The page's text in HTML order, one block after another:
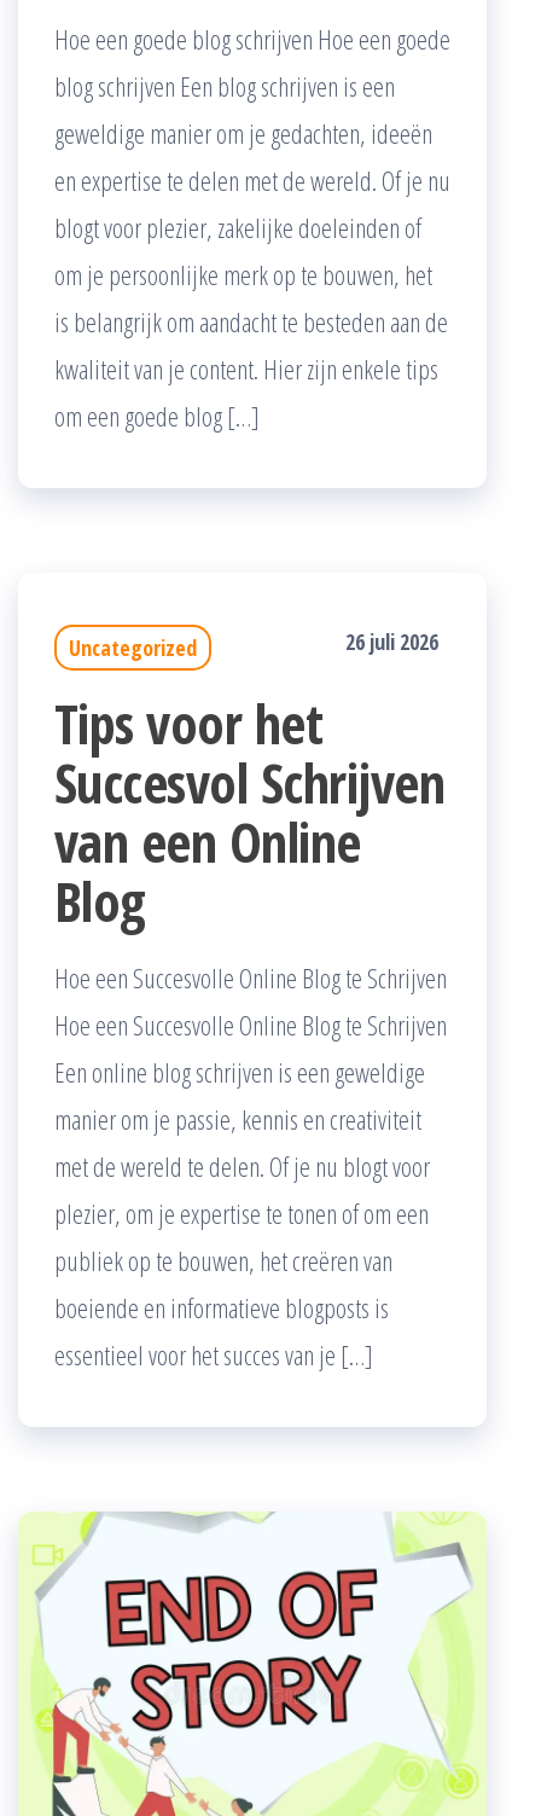
Hoe een goede blog schrijven Hoe een goede
blog schrijven Een blog schrijven is een
geweldige manier om je gedachten, ideeën
en expertise te delen met de wereld. Of je nu
blogt voor plezier, zakelijke doeleinden of
om je persoonlijke merk op te bouwen, het
is belangrijk om aandacht te besteden aan de
kwaliteit van je content. Hier zijn enkele tips
om een goede blog […]
Uncategorized 26 juli 2026
Tips voor het
Succesvol Schrijven
van een Online
Blog
Hoe een Succesvolle Online Blog te Schrijven
Hoe een Succesvolle Online Blog te Schrijven
Een online blog schrijven is een geweldige
manier om je passie, kennis en creativiteit
met de wereld te delen. Of je nu blogt voor
plezier, om je expertise te tonen of om een
publiek op te bouwen, het creëren van
boeiende en informatieve blogposts is
essentieel voor het succes van je […]